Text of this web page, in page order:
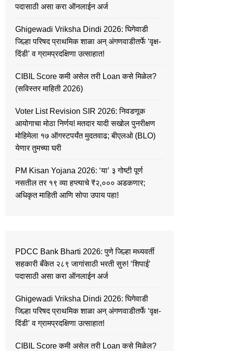
पदासाठी असा करा ऑनलाईन अर्ज
Ghigewadi Vriksha Dindi 2026: घिगेवाडी
जिल्हा परिषद प्राथमिक शाळा अन् अंगणवाडीतर्फे ‘वृक्ष-
दिंडी’ व ग्रामप्रदक्षिणा उत्साहात!
CIBIL Score कमी असेल तरी Loan कसे मिळेल?
(सविस्तर माहिती 2026)
Voter List Revision SIR 2026: निवडणूक
आयोगाचा मोठा निर्णय! मतदार यादी सखोल पुनरीक्षण
मोहिमेला १७ ऑगस्टपर्यंत मुदतवाढ; बीएलओ (BLO)
येणार तुमच्या घरी
PM Kisan Yojana 2026: ‘या’ ३ गोष्टी पूर्ण
नसतील तर १९ व्या हप्त्याचे ₹२,००० अडकणार;
अधिकृत माहिती आणि सोपा उपाय पहा!
PDCC Bank Bharti 2026: पुणे जिल्हा मध्यवर्ती
सहकारी बँकेत २८९ जागांसाठी भरती सुरु! ‘शिपाई’
पदासाठी असा करा ऑनलाईन अर्ज
Ghigewadi Vriksha Dindi 2026: घिगेवाडी
जिल्हा परिषद प्राथमिक शाळा अन् अंगणवाडीतर्फे ‘वृक्ष-
दिंडी’ व ग्रामप्रदक्षिणा उत्साहात!
CIBIL Score कमी असेल तरी Loan कसे मिळेल?